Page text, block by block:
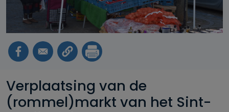
Verplaatsing van de
(rommel)markt van het Sint-